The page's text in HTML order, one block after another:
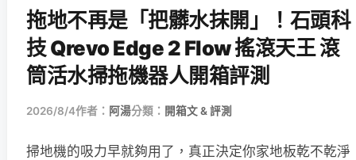
拖地不再是「把髒水抹開」！石頭科
技 Qrevo Edge 2 Flow 搖滾天王 滾
筒活水掃拖機器人開箱評測
2026/8/4作者： 阿湯分類： 開箱文 & 評測
掃地機的吸力早就夠用了，真正決定你家地板乾不乾淨